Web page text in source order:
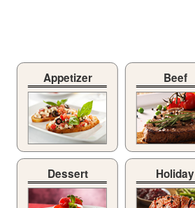
Appetizer Beef
Dessert Holiday